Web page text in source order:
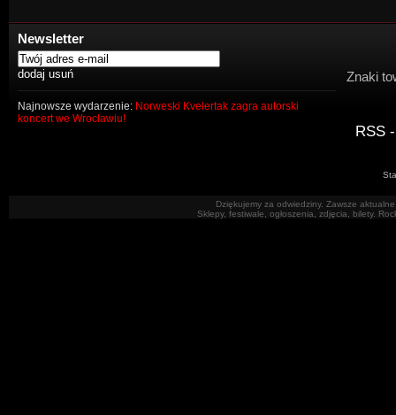
Newsletter
Najnowsze wydarzenie: Norweski Kvelertak zagra autorski
koncert we Wrocławiu!
Znaki
RSS
Dziękujemy za odwiedziny. Zawsze
Sklepy, festiwale, ogłoszenia, zdjęcia, bilety.